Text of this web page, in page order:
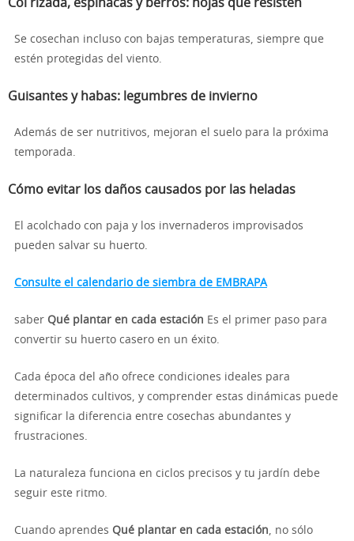
Col rizada, espinacas y berros: hojas que resisten
Se cosechan incluso con bajas temperaturas, siempre que
estén protegidas del viento.
Guisantes y habas: legumbres de invierno
Además de ser nutritivos, mejoran el suelo para la próxima
temporada.
Cómo evitar los daños causados por las heladas
El acolchado con paja y los invernaderos improvisados
pueden salvar su huerto.
Consulte el calendario de siembra de EMBRAPA
saber Qué plantar en cada estación Es el primer paso para
convertir su huerto casero en un éxito.
Cada época del año ofrece condiciones ideales para
determinados cultivos, y comprender estas dinámicas puede
significar la diferencia entre cosechas abundantes y
frustraciones.
La naturaleza funciona en ciclos precisos y tu jardín debe
seguir este ritmo.
Cuando aprendes Qué plantar en cada estación, no sólo